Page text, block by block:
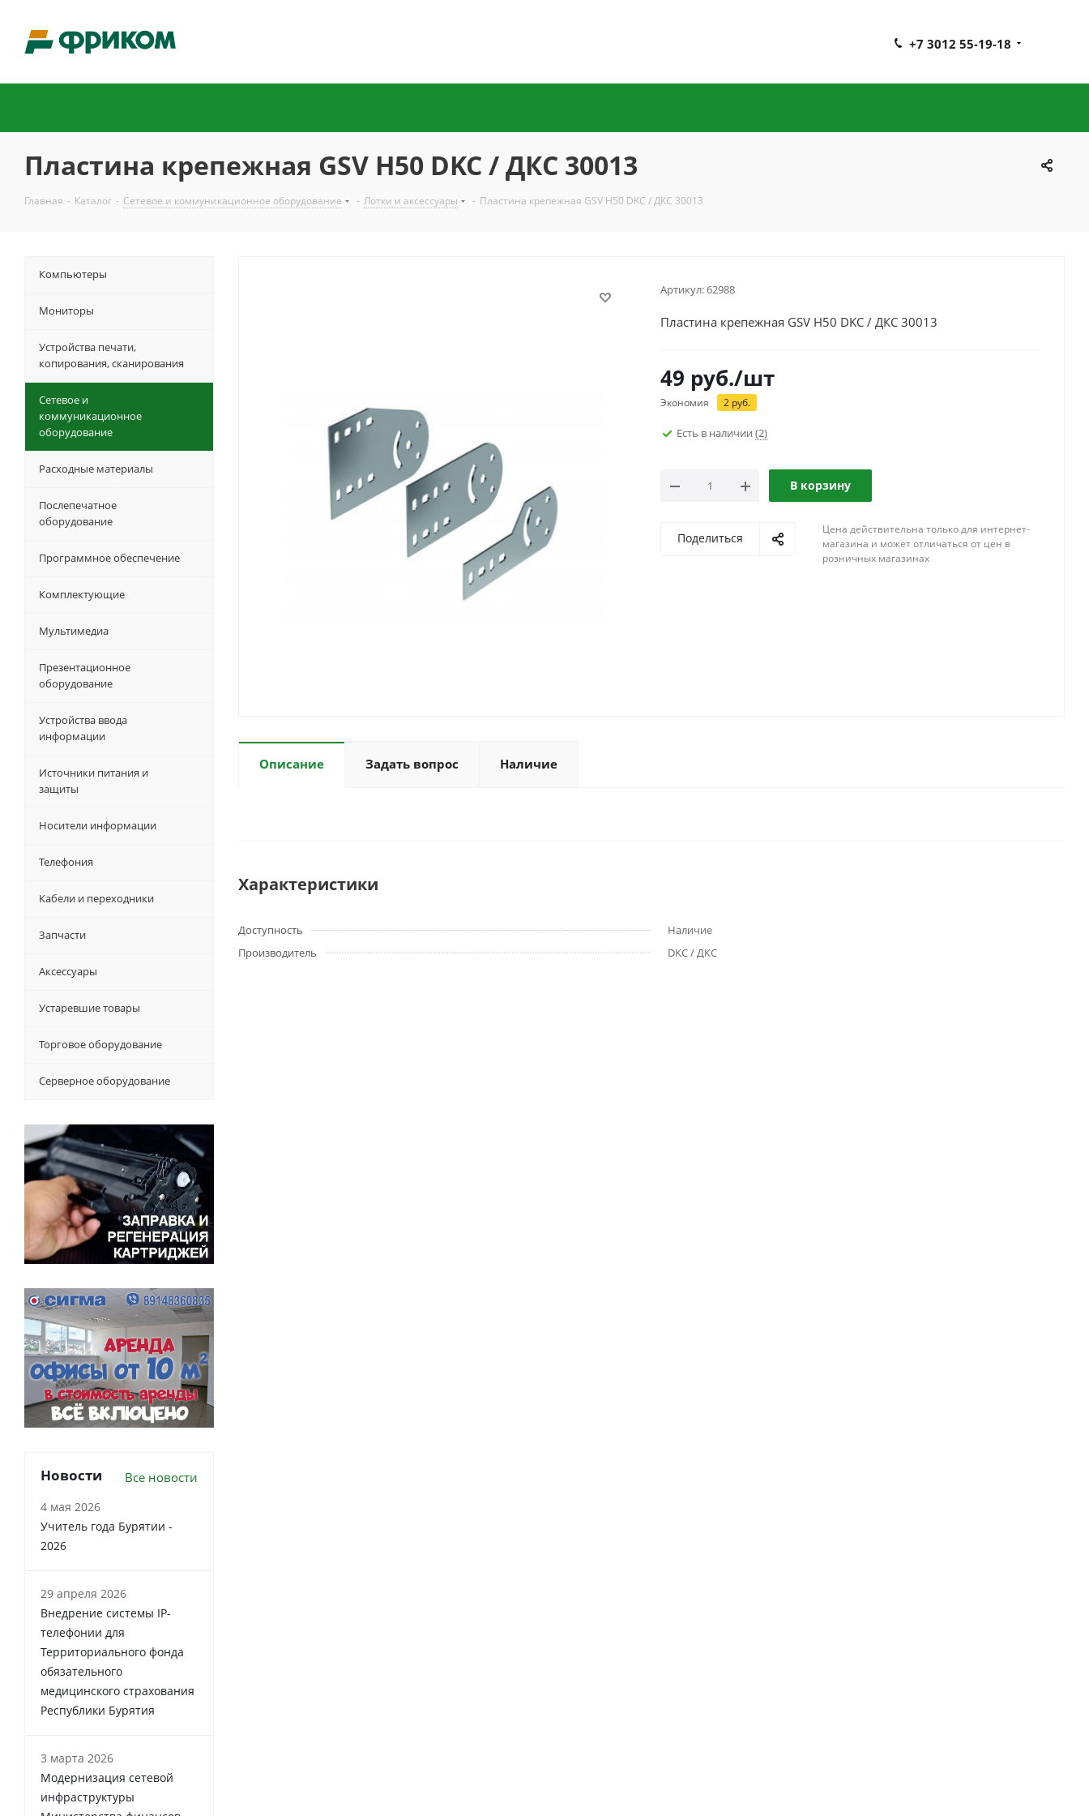
+7 3012 55-19-18
Пластина крепежная GSV H50 DKC / ДКС 30013
Главная - Каталог - Сетевое и коммуникационное оборудование - Лотки и аксессуары - Пластина крепежная GSV H50 DKC / ДКС 30013
Артикул:62988
Пластина крепежная GSV H50 DKC / ДКС 30013
49 руб./шт
Экономия 2 руб.
Есть в наличии (2)
В корзину
Поделиться
Цена действительна только для интернет-
магазина и может отличаться от цен в
розничных магазинах
Описание Задать вопрос Наличие
Характеристики
Доступность
Наличие
Производитель
DKC / ДКС
Компьютеры
Мониторы
Устройства печати,
копирования, сканирования
Сетевое и
коммуникационное
оборудование
Расходные материалы
Послепечатное
оборудование
Программное обеспечение
Комплектующие
Мультимедиа
Презентационное
оборудование
Устройства ввода
информации
Источники питания и
защиты
Носители информации
Телефония
Кабели и переходники
Запчасти
Аксессуары
Устаревшие товары
Торговое оборудование
Серверное оборудование
Новости Все новости
4 мая 2026
Учитель года Бурятии -
2026
29 апреля 2026
Внедрение системы IP-
телефонии для
Территориального фонда
обязательного
медицинского страхования
Республики Бурятия
3 марта 2026
Модернизация сетевой
инфраструктуры